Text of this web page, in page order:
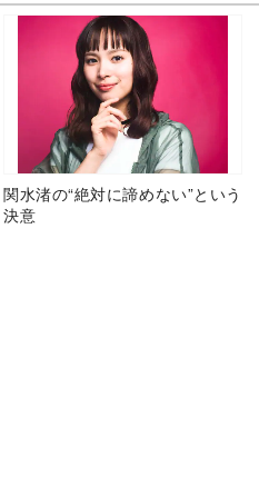
関水渚の“絶対に諦めない”という
決意